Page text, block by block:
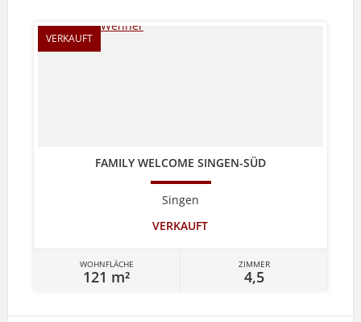
VERKAUFT
FAMILY WELCOME SINGEN-SÜD
Singen
VERKAUFT
WOHNFLÄCHE
121 m²
ZIMMER
4,5